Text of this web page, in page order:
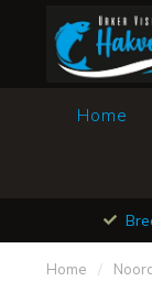
Home
Home /